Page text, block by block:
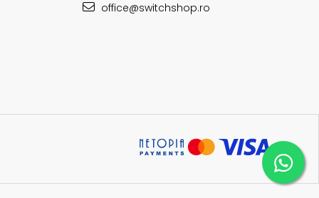
office@switchshop.ro